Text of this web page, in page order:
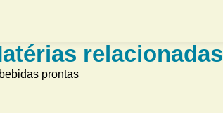
relacionadas